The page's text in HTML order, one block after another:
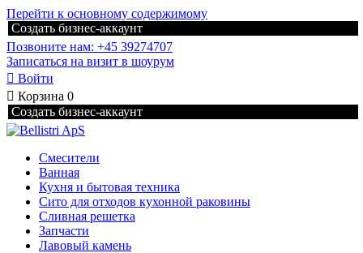
Перейти к основному содержимому
Создать бизнес-аккаунт
Позвоните нам: +45 39274707
Записаться на визит в шоурум
 Войти
 Корзина 0
Создать бизнес-аккаунт
Смесители
Ванная
Кухня и бытовая техника
Сито для отходов кухонной раковины
Сливная решетка
Запчасти
Лавовый камень